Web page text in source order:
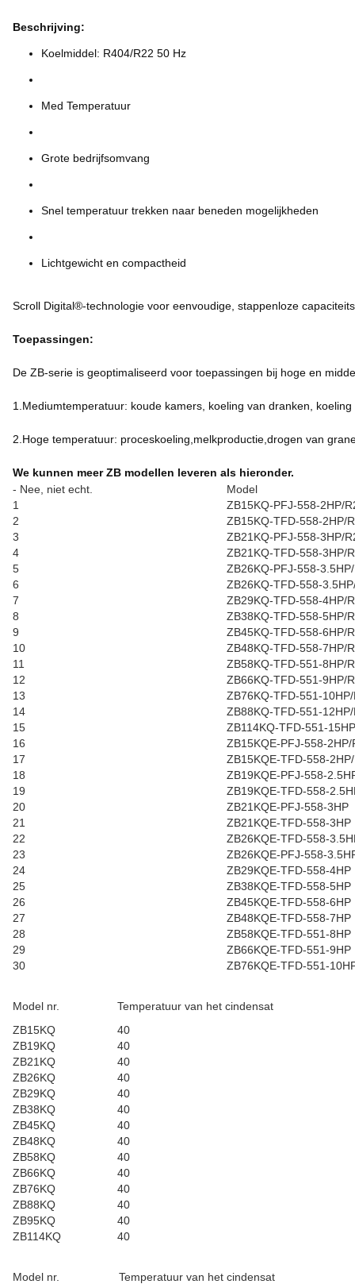
Beschrijving:
Koelmiddel: R404/R22 50 Hz
Med Temperatuur
Grote bedrijfsomvang
Snel temperatuur trekken naar beneden mogelijkheden
Lichtgewicht en compactheid
Scroll Digital®-technologie voor eenvoudige, stappenloze
Toepassingen:
De ZB-serie is geoptimaliseerd voor toepassingen bij hoge en
1.Mediumtemperatuur: koude kamers, koeling van dranken,
2.Hoge temperatuur: proceskoeling,melkproductie,drogen van
We kunnen meer ZB modellen leveren als hieronder.
- Nee, niet echt.
Model
1
ZB15KQ-PFJ-558-2HP/
2
ZB15KQ-TFD-558-2HP/
3
ZB21KQ-PFJ-558-3HP/
4
ZB21KQ-TFD-558-3HP/
5
ZB26KQ-PFJ-558-
6
ZB26KQ-TFD-558-
7
ZB29KQ-TFD-558-4HP/
8
ZB38KQ-TFD-558-5HP/
9
ZB45KQ-TFD-558-6HP/
10
ZB48KQ-TFD-558-7HP/
11
ZB58KQ-TFD-551-8HP/
12
ZB66KQ-TFD-551-9HP/
13
ZB76KQ-TFD-551-
14
ZB88KQ-TFD-551-
15
ZB114KQ-TFD-551-
16
ZB15KQE-PFJ-558-2HP/
17
ZB15KQE-TFD-558-
18
ZB19KQE-PFJ-558-
19
ZB19KQE-TFD-558-
20
ZB21KQE-PFJ-558-3HP
21
ZB21KQE-TFD-558-3HP
22
ZB26KQE-TFD-558-
23
ZB26KQE-PFJ-558-
24
ZB29KQE-TFD-558-4HP
25
ZB38KQE-TFD-558-5HP
26
ZB45KQE-TFD-558-6HP
27
ZB48KQE-TFD-558-7HP
28
ZB58KQE-TFD-551-8HP
29
ZB66KQE-TFD-551-9HP
30
ZB76KQE-TFD-551-
Model nr.
Temperatuur van het cindensat
ZB15KQ
40
ZB19KQ
40
ZB21KQ
40
ZB26KQ
40
ZB29KQ
40
ZB38KQ
40
ZB45KQ
40
ZB48KQ
40
ZB58KQ
40
ZB66KQ
40
ZB76KQ
40
ZB88KQ
40
ZB95KQ
40
ZB114KQ
40
Model nr.
Temperatuur van het cindensat